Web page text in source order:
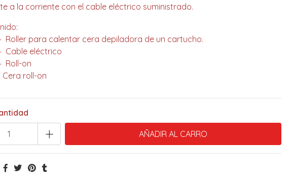
a la corriente con el cable eléctrico suministrado.
Roller para calentar cera depiladora de un cartucho.
Cable eléctrico
Roll-on
Cera roll-on
+